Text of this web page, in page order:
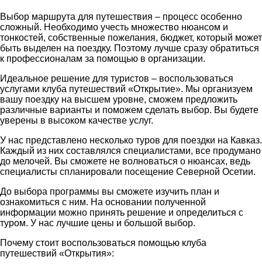
Выбор маршрута для путешествия – процесс особенно
сложный. Необходимо учесть множество нюансом и
тонкостей, собственные пожелания, бюджет, который может
быть выделен на поездку. Поэтому лучше сразу обратиться
к профессионалам за помощью в организации.
Идеальное решение для туристов – воспользоваться
услугами клуба путешествий «Открытие». Мы организуем
вашу поездку на высшем уровне, сможем предложить
различные варианты и поможем сделать выбор. Вы будете
уверены в высоком качестве услуг.
У нас представлено несколько туров для поездки на Кавказ.
Каждый из них составлялся специалистами, все продумано
до мелочей. Вы сможете не волноваться о нюансах, ведь
специалисты спланировали посещение Северной Осетии.
До выбора программы вы сможете изучить план и
ознакомиться с ним. На основании полученной
информации можно принять решение и определиться с
туром. У нас лучшие цены и большой выбор.
Почему стоит воспользоваться помощью клуба
путешествий «Открытия»: